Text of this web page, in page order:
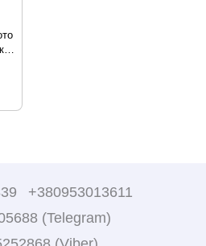
+380953013611
(Telegram)